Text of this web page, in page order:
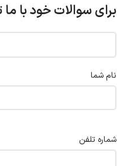
برای سوالات خود با
نام شما
شماره تلفن